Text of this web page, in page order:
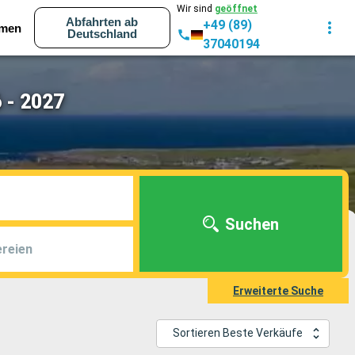
Abfahrten ab
Deutschland
Wir sind geöffnet
+49 (89)
37040194
- 2027
Suchen
Erweiterte Suche
Sortieren Beste Verkäufe